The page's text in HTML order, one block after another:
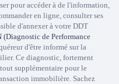
pour accéder à de l'information,
en ligne, consulter ses
d'annexer à votre DDT
(Diagnostic de Performance
d'être informé sur la
Ce diagnostic, fortement
supplémentaire pour le
immobilière. Sachez